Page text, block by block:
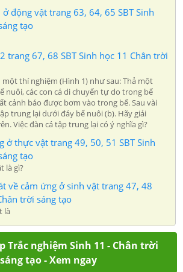
động vật trang 63, 64, 65 SBT Sinh
tạo
trang 67, 68 SBT Sinh học 11 Chân trời
thí nghiệm (Hình 1) như sau: Thả một
nuôi, các con cá di chuyển tự do trong bể
cảnh báo được bơm vào trong bể. Sau vài
trung lại dưới đáy bể nuôi (b). Hãy giải
Việc đàn cá tập trung lại có ý nghĩa gì?
ở thực vật trang 49, 50, 51 SBT Sinh
tạo
là gì?
về cảm ứng ở sinh vật trang 47, 48
trời sáng tạo
là
Trắc nghiệm Sinh 11 - Chân trời
sáng tạo - Xem ngay